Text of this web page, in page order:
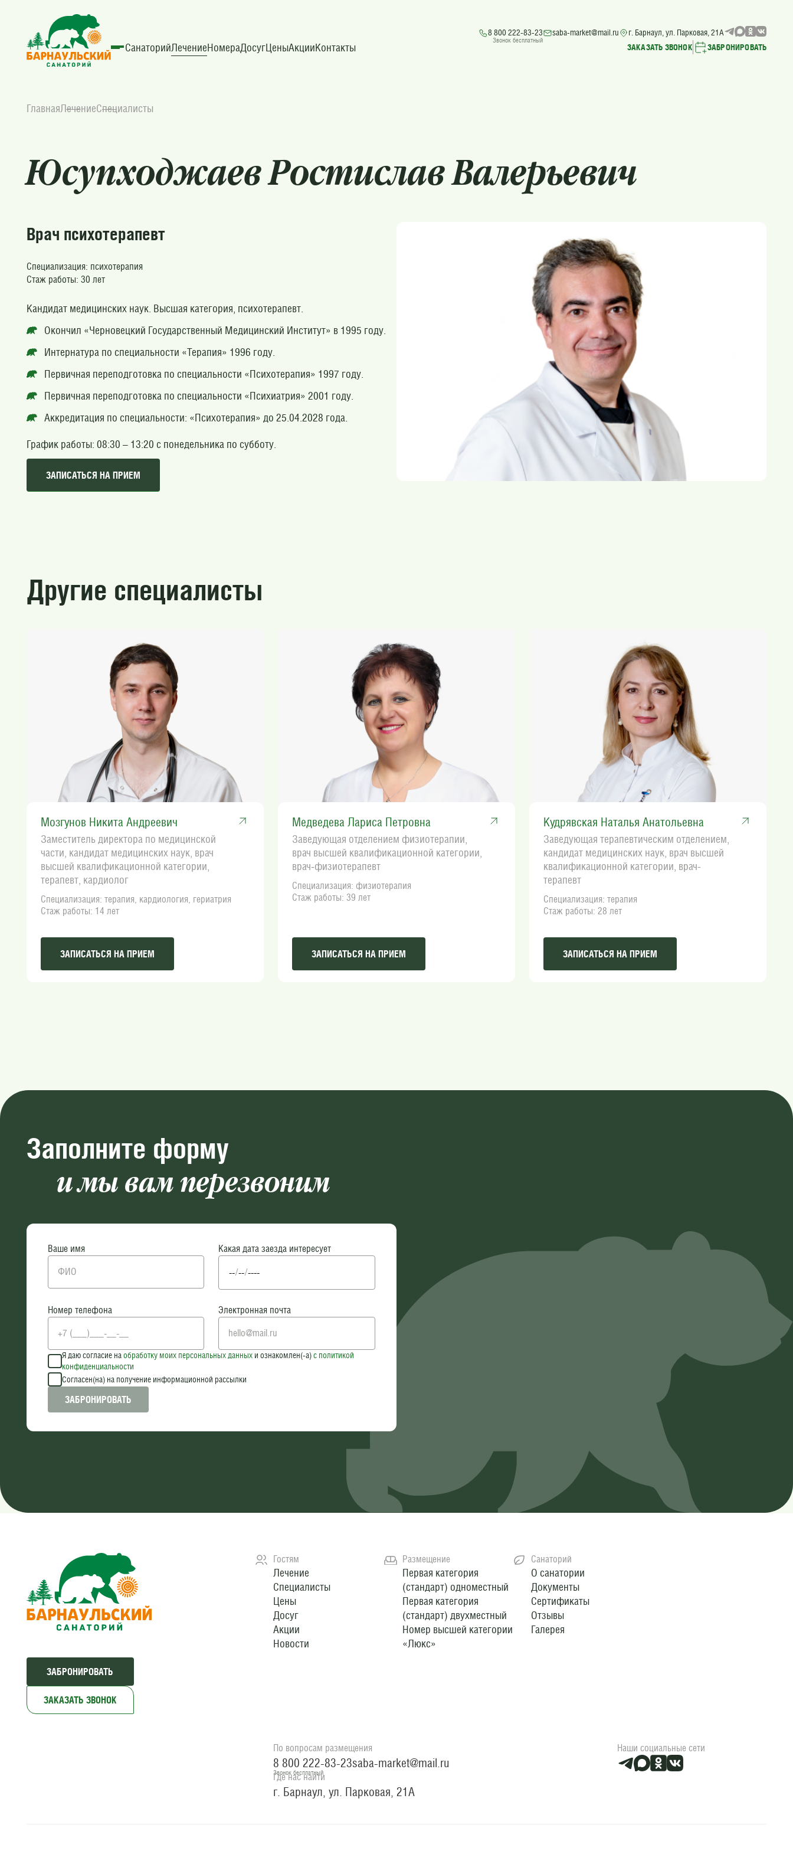
8 800 222-83-23
Звонок бесплатный
saba-market@mail.ru г. Барнаул, ул. Парковая, 21А
СанаторийЛечениеНомераДосугЦеныАкцииКонтакты ЗАКАЗАТЬ ЗВОНОК ЗАБРОНИРОВАТЬ
ГлавнаяЛечениеСпециалисты
Юсупходжаев Ростислав Валерьевич
Врач психотерапевт
Специализация: психотерапия
Стаж работы: 30 лет
Кандидат медицинских наук. Высшая категория, психотерапевт.
Окончил «Черновецкий Государственный Медицинский Институт» в 1995 году.
Интернатура по специальности «Терапия» 1996 году.
Первичная переподготовка по специальности «Психотерапия» 1997 году.
Первичная переподготовка по специальности «Психиатрия» 2001 году.
Аккредитация по специальности: «Психотерапия» до 25.04.2028 года.
График работы: 08:30 – 13:20 с понедельника по субботу.
ЗАПИСАТЬСЯ НА ПРИЕМ
Другие специалисты
Мозгунов Никита Андреевич
Заместитель директора по медицинской
части, кандидат медицинских наук, врач
высшей квалификационной категории,
терапевт, кардиолог
Специализация: терапия, кардиология, гериатрия
Стаж работы: 14 лет
ЗАПИСАТЬСЯ НА ПРИЕМ
Медведева Лариса Петровна
Заведующая отделением физиотерапии,
врач высшей квалификационной категории,
врач‑физиотерапевт
Специализация: физиотерапия
Стаж работы: 39 лет
ЗАПИСАТЬСЯ НА ПРИЕМ
Кудрявская Наталья Анатольевна
Заведующая терапевтическим отделением,
кандидат медицинских наук, врач высшей
квалификационной категории, врач-
терапевт
Специализация: терапия
Стаж работы: 28 лет
ЗАПИСАТЬСЯ НА ПРИЕМ
Заполните форму
и мы вам перезвоним
Ваше имя Какая дата заезда интересует
Номер телефона Электронная почта
Я даю согласие наобработку моих персональных данныхи ознакомлен(-а)c политикой
конфиденциальности
Согласен(на) на получение информационной рассылки
ЗАБРОНИРОВАТЬ
ЗАБРОНИРОВАТЬ
ЗАКАЗАТЬ ЗВОНОК
Гостям
Лечение
Специалисты
Цены
Досуг
Акции
Новости
Размещение
Первая категория
(стандарт) одноместный
Первая категория
(стандарт) двухместный
Номер высшей категории
«Люкс»
Санаторий
О санатории
Документы
Сертификаты
Отзывы
Галерея
По вопросам размещения
8 800 222-83-23
Звонок бесплатный
saba-market@mail.ru
Где нас найти
г. Барнаул, ул. Парковая, 21А
Наши социальные сети